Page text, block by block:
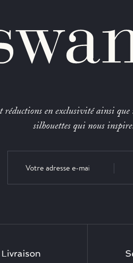
réductions en exclusivité ainsi que
silhouettes qui nous
Livraison